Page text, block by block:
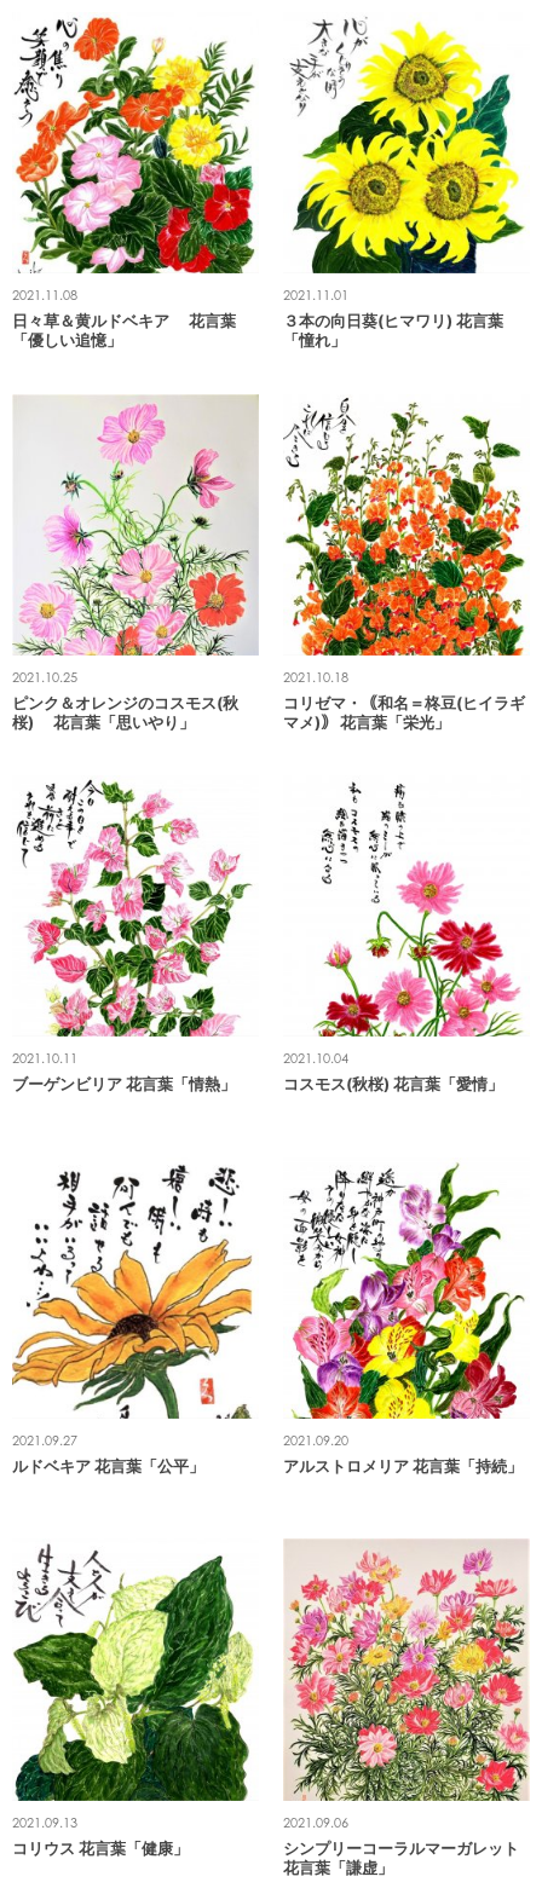
2021.11.08
日々草＆黄ルドベキア 花言葉
「優しい追憶」
2021.11.01
３本の向日葵(ヒマワリ) 花言葉
「憧れ」
2021.10.25
ピンク＆オレンジのコスモス(秋
桜) 花言葉「思いやり」
2021.10.18
コリゼマ・｟和名＝柊豆(ヒイラギ
マメ)｠ 花言葉「栄光」
2021.10.11
ブーゲンビリア 花言葉「情熱」
2021.10.04
コスモス(秋桜) 花言葉「愛情」
2021.09.27
ルドベキア 花言葉「公平」
2021.09.20
アルストロメリア 花言葉「持続」
2021.09.13
コリウス 花言葉「健康」
2021.09.06
シンプリーコーラルマーガレット
花言葉「謙虚」